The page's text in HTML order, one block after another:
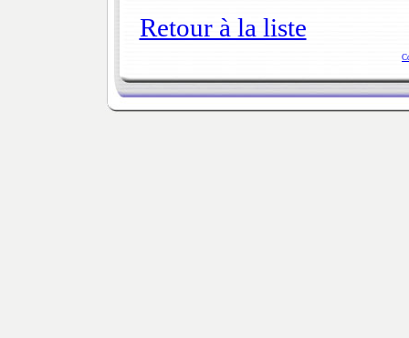
Retour à la liste